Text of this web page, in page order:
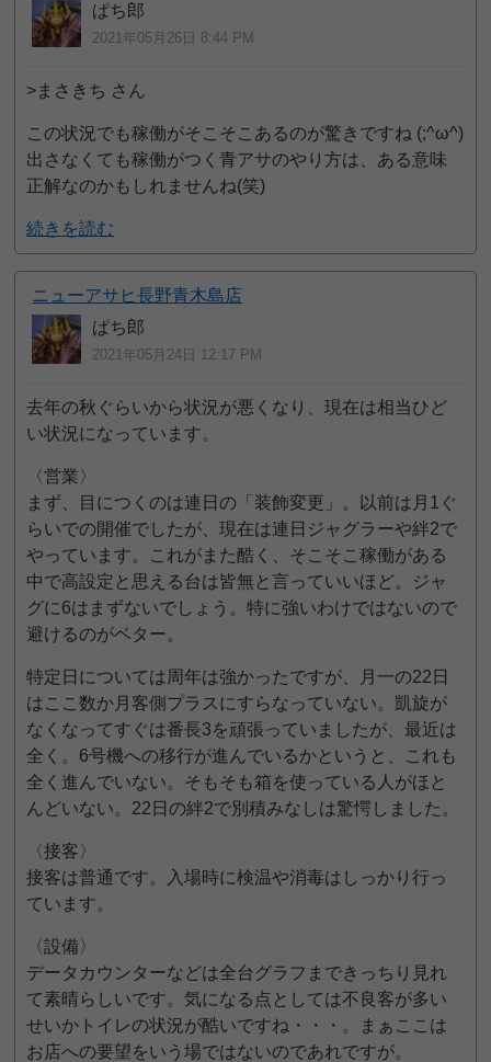
ぱち郎
2021年05月26日 8:44 PM
>まさきち さん
この状況でも稼働がそこそこあるのが驚きですね (;^ω^)
出さなくても稼働がつく青アサのやり方は、ある意味
正解なのかもしれませんね(笑)
続きを読む
ニューアサヒ長野青木島店
ぱち郎
2021年05月24日 12:17 PM
去年の秋ぐらいから状況が悪くなり、現在は相当ひど
い状況になっています。
〈営業〉
まず、目につくのは連日の「装飾変更」。以前は月1ぐ
らいでの開催でしたが、現在は連日ジャグラーや絆2で
やっています。これがまた酷く、そこそこ稼働がある
中で高設定と思える台は皆無と言っていいほど。ジャ
グに6はまずないでしょう。特に強いわけではないので
避けるのがベター。
特定日については周年は強かったですが、月一の22日
はここ数か月客側プラスにすらなっていない。凱旋が
なくなってすぐは番長3を頑張っていましたが、最近は
全く。6号機への移行が進んでいるかというと、これも
全く進んでいない。そもそも箱を使っている人がほと
んどいない。22日の絆2で別積みなしは驚愕しました。
〈接客〉
接客は普通です。入場時に検温や消毒はしっかり行っ
ています。
〈設備〉
データカウンターなどは全台グラフまできっちり見れ
て素晴らしいです。気になる点としては不良客が多い
せいかトイレの状況が酷いですね・・・。まぁここは
お店への要望をいう場ではないのであれですが。